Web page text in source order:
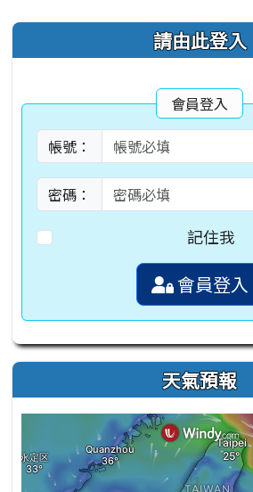
右邊區域內容 請由此登入
會員登入
帳號：
密碼：
記住我
會員登入
天氣預報